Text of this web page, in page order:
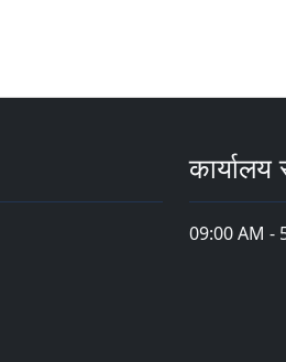
09:00 AM -